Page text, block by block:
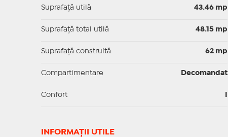
Suprafaţă utilă 43.46 mp
Suprafaţă total utilă 48.15 mp
Suprafaţă construită 62 mp
Compartimentare Decomandat
Confort
INFORMAŢII UTILE